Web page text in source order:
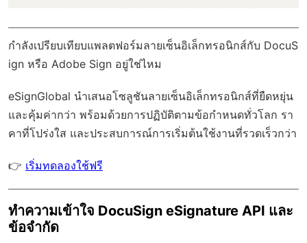
กำลังเปรียบเทียบแพลตฟอร์มลายเซ็นอิเล็กทรอนิกส์กับ DocuS
ign หรือ Adobe Sign อยู่ใช่ไหม
eSignGlobal นำเสนอโซลูชันลายเซ็นอิเล็กทรอนิกส์ที่ยืดหยุ่น
และคุ้มค่ากว่า พร้อมด้วยการปฏิบัติตามข้อกำหนดทั่วโลก รา
คาที่โปร่งใส และประสบการณ์การเริ่มต้นใช้งานที่รวดเร็วกว่า
👉 เริ่มทดลองใช้ฟรี
ทำความเข้าใจ DocuSign eSignature API และ
ข้อจำกัด